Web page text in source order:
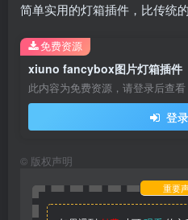
简单实用的灯箱插件，比传统
xiuno fancybox图片灯箱插件
此内容为免费资源，请登录后查看
登
免费资源
© 版权声明
重要